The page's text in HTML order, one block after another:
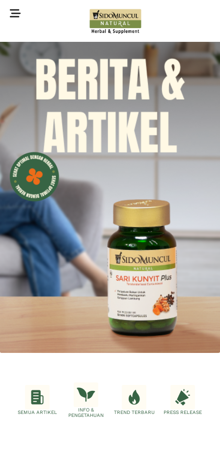
©2022 Sidomuncul Natural All right reserved
SEMUA ARTIKEL
INFO &
PENGETAHUAN
TREND TERBARU PRESS RELEASE